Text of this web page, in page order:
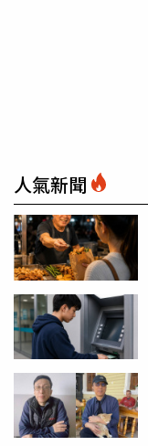
人氣新聞